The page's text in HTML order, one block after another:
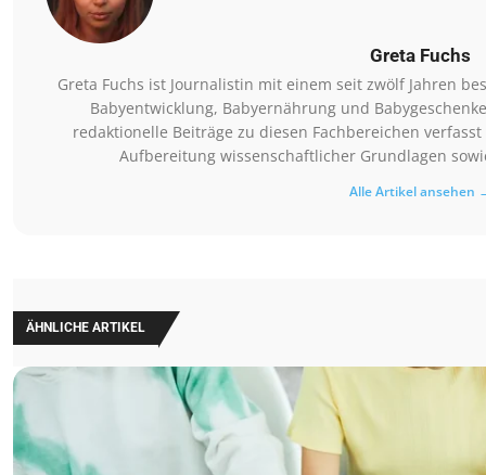
Greta Fuchs
Greta Fuchs ist Journalistin mit einem seit zwölf Jahren
Babyentwicklung, Babyernährung und
redaktionelle Beiträge zu diesen Fachbereichen
Aufbereitung wissenschaftlicher Grundlagen
Alle Artikel ansehen
ÄHNLICHE ARTIKEL